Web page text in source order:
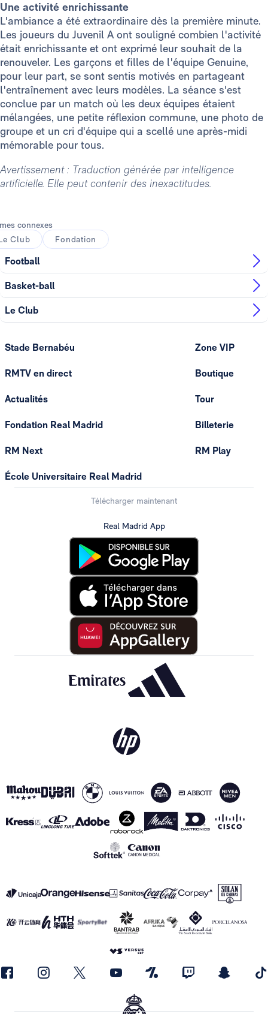
Une activité enrichissante
L'ambiance a été extraordinaire dès la première minute.
Les joueurs du Juvenil A ont souligné combien l'activité
était enrichissante et ont exprimé leur souhait de la
renouveler. Les garçons et filles de l'équipe Genuine,
pour leur part, se sont sentis motivés en partageant
l'entraînement avec leurs modèles. La séance s'est
conclue par un match où les deux équipes étaient
mélangées, une petite réflexion commune, une photo de
groupe et un cri d'équipe qui a scellé une après-midi
mémorable pour tous.
Avertissement : Traduction générée par intelligence
artificielle. Elle peut contenir des inexactitudes.
connexes
Club
Fondation
Football
Basket-ball
Le Club
Stade Bernabéu
RMTV en direct
Actualités
Fondation Real Madrid
RM Next
École Universitaire Real Madrid
Zone VIP
Boutique
Tour
Billeterie
RM Play
Télécharger maintenant
Real Madrid App